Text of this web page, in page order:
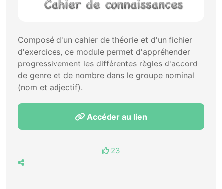
Composé d'un cahier de théorie et d'un fichier
d'exercices, ce module permet d'appréhender
progressivement les différentes règles d'accord
de genre et de nombre dans le groupe nominal
(nom et adjectif).
Accéder au lien
23